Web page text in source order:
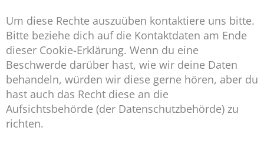
Um diese Rechte auszuüben kontaktiere uns bitte.
Bitte beziehe dich auf die Kontaktdaten am Ende
dieser Cookie-Erklärung. Wenn du eine
Beschwerde darüber hast, wie wir deine Daten
behandeln, würden wir diese gerne hören, aber du
hast auch das Recht diese an die
Aufsichtsbehörde (der Datenschutzbehörde) zu
richten.